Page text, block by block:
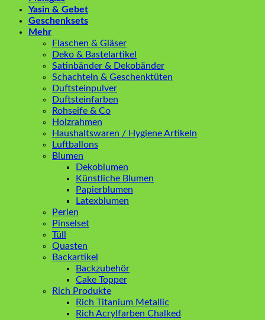
Yasin & Gebet
Geschenksets
Mehr
Flaschen & Gläser
Deko & Bastelartikel
Satinbänder & Dekobänder
Schachteln & Geschenktüten
Duftsteinpulver
Duftsteinfarben
Rohseife & Co
Holzrahmen
Haushaltswaren / Hygiene Artikeln
Luftballons
Blumen
Dekoblumen
Künstliche Blumen
Papierblumen
Latexblumen
Perlen
Pinselset
Tüll
Quasten
Backartikel
Backzubehör
Cake Topper
Rich Produkte
Rich Titanium Metallic
Rich Acrylfarben Chalked